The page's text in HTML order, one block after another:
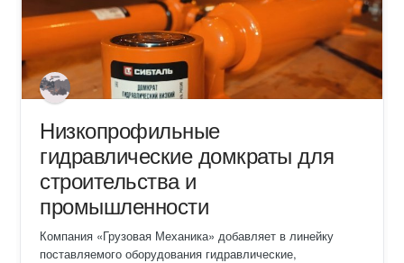
Низкопрофильные
гидравлические домкраты для
строительства и
промышленности
Компания «Грузовая Механика» добавляет в линейку
поставляемого оборудования гидравлические,